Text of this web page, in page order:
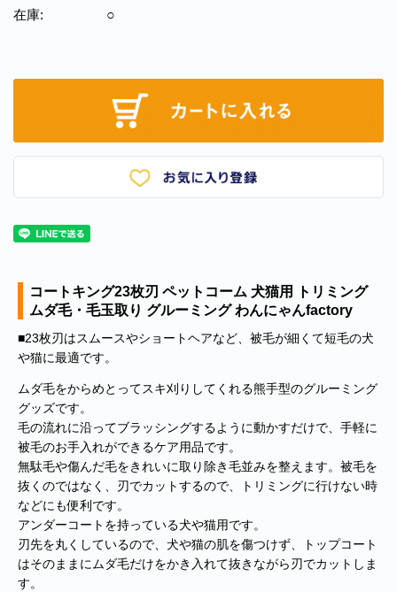
在庫: ○
コートキング23枚刃 ペットコーム 犬猫用 トリミング
ムダ毛・毛玉取り グルーミング わんにゃんfactory
■23枚刃はスムースやショートヘアなど、被毛が細くて短毛の犬
や猫に最適です。
ムダ毛をからめとってスキ刈りしてくれる熊手型のグルーミング
グッズです。
毛の流れに沿ってブラッシングするように動かすだけで、手軽に
被毛のお手入れができるケア用品です。
無駄毛や傷んだ毛をきれいに取り除き毛並みを整えます。被毛を
抜くのではなく、刃でカットするので、トリミングに行けない時
などにも便利です。
アンダーコートを持っている犬や猫用です。
刃先を丸くしているので、犬や猫の肌を傷つけず、トップコート
はそのままにムダ毛だけをかき入れて抜きながら刃でカットしま
す。